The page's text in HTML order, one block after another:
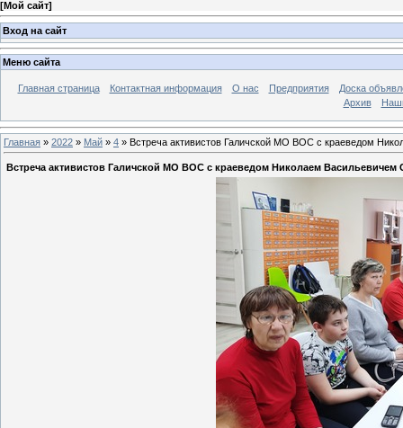
[Мой сайт]
Вход на сайт
Меню сайта
Главная страница Контактная информация О нас Предприятия
Доска
Архив
Главная » 2022 » Май » 4 » Встреча активистов Галичской МО ВОС с краеведом
Встреча активистов Галичской МО ВОС с краеведом Николаем Васильевичем